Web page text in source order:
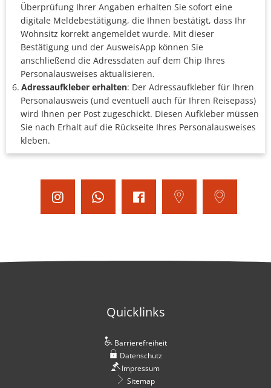
Überprüfung Ihrer Angaben erhalten Sie sofort eine
digitale Meldebestätigung, die Ihnen bestätigt, dass Ihr
Wohnsitz korrekt angemeldet wurde. Mit dieser
Bestätigung und der AusweisApp können Sie
anschließend die Adressdaten auf dem Chip Ihres
Personalausweises aktualisieren.
Adressaufkleber erhalten: Der Adressaufkleber für Ihren
Personalausweis (und eventuell auch für Ihren Reisepass)
wird Ihnen per Post zugeschickt. Diesen Aufkleber müssen
Sie nach Erhalt auf die Rückseite Ihres Personalausweises
kleben.
Quicklinks
Barrierefreiheit
Datenschutz
Impressum
Sitemap